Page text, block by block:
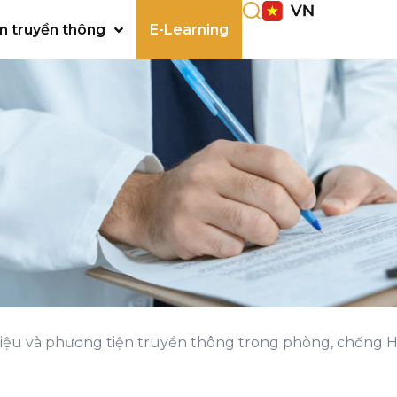
truyền thông E-Learning
và phương tiện truyền thông trong phòng, chống